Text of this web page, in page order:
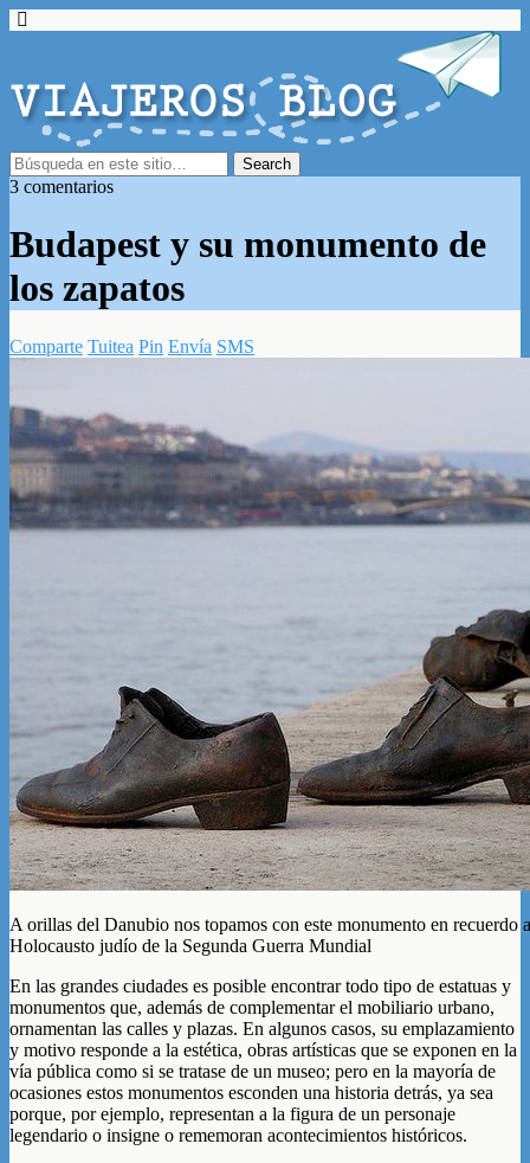
3 comentarios
Budapest y su monumento de
los zapatos
Comparte Tuitea Pin Envía SMS
A orillas del Danubio nos topamos con este monumento en recuerdo
Holocausto judío de la Segunda Guerra Mundial
En las grandes ciudades es posible encontrar todo tipo de estatuas y
monumentos que, además de complementar el mobiliario urbano,
ornamentan las calles y plazas. En algunos casos, su emplazamiento
y motivo responde a la estética, obras artísticas que se exponen en la
vía pública como si se tratase de un museo; pero en la mayoría de
ocasiones estos monumentos esconden una historia detrás, ya sea
porque, por ejemplo, representan a la figura de un personaje
legendario o insigne o rememoran acontecimientos históricos.